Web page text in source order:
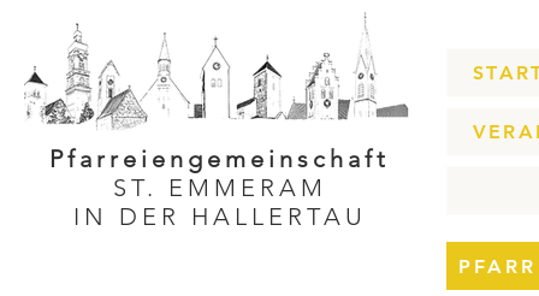
Pfarreiengemeinschaft
ST. EMMERAM
IN DER HALLERTAU